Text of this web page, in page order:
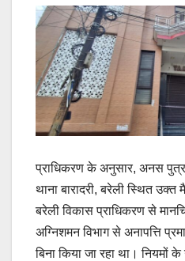
प्राधिकरण के अनुसार, अनस पुत्र
थाना बारादरी, बरेली स्थित
बरेली विकास प्राधिकरण से
अग्निशमन विभाग से अनापत्ति
बिना किया जा रहा था। नियमों